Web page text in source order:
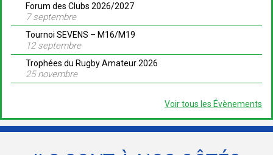
Forum des Clubs 2026/2027
7 septembre
Tournoi SEVENS – M16/M19
12 septembre
Trophées du Rugby Amateur 2026
25 novembre
Voir tous les Évènements